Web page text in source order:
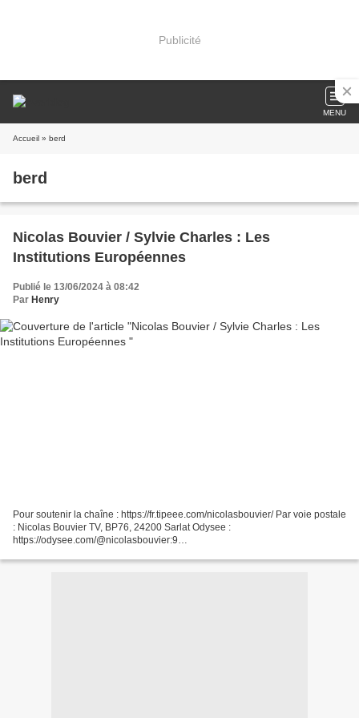
Publicité
MENU
Accueil » berd
berd
Nicolas Bouvier / Sylvie Charles : Les
Institutions Européennes
Publié le 13/06/2024 à 08:42
Par Henry
Pour soutenir la chaîne : https://fr.tipeee.com/nicolasbouvier/ Par voie postale
: Nicolas Bouvier TV, BP76, 24200 Sarlat Odysee :
https://odysee.com/@nicolasbouvier:9
_______ Après l'émission...